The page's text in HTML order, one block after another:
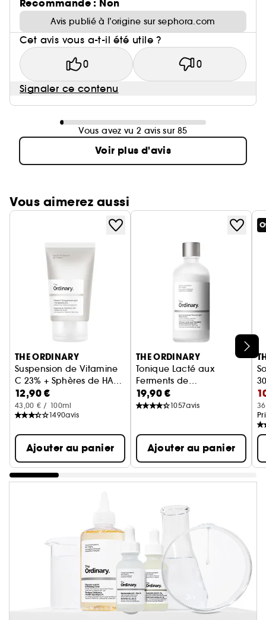
Recommande : Non
Avis publié à l’origine sur sephora.com
Cet avis vous a-t-il été utile ?
0 0
Signaler ce contenu
Vous avez vu 2 avis sur 85
Voir plus d'avis
Vous aimerez aussi
Ignorer le carrousel produits
THE ORDINARY
Suspension de Vitamine
C 23% + Sphères de HA
2%
Sérum anti-âge
12,90 €
43,00 € / 100ml
1490avis
Ajouter au panier
THE ORDINARY
Tonique Lacté aux
Ferments de
Saccharomyces 30%
Tonique Exfoliant Doux
19,90 €
1057avis
Ajouter au panier